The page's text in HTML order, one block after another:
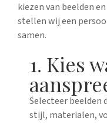
kiezen van beelden
stellen wij een
samen.
1. Kies
Selecteer beelden
stijl, materialen,